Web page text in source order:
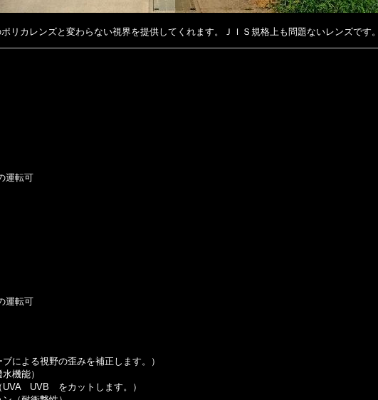
リカレンズと変わらない視界を提供してくれます。 ＪＩＳ規格上も問題ないレンズです
運転可
運転可
による視野の歪みを補正します。）
機能）
UVA UVB をカットします。）